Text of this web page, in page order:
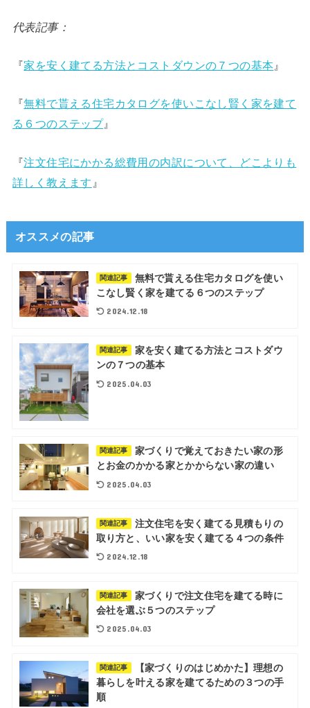
代表記事：
『家を安く建てる方法とコストダウンの７つの基本 』
『無料で貰える住宅カタログを使いこなし賢く家を建て
る６つのステップ』
『注文住宅にかかる総費用の内訳について、どこよりも
詳しく教えます 』
オススメの記事
関連記事
無料で貰える住宅カタログを使い
こなし賢く家を建てる６つのステップ
2024.12.18
関連記事
家を安く建てる方法とコストダウ
ンの７つの基本
2025.04.03
関連記事
家づくりで覚えておきたい家の形
とお金のかかる家とかからない家の違い
2025.04.03
関連記事
注文住宅を安く建てる見積もりの
取り方と、いい家を安く建てる４つの条件
2024.12.18
関連記事
家づくりで注文住宅を建てる時に
会社を選ぶ５つのステップ
2025.04.03
関連記事
【家づくりのはじめかた】理想の
暮らしを叶える家を建てるための３つの手
順